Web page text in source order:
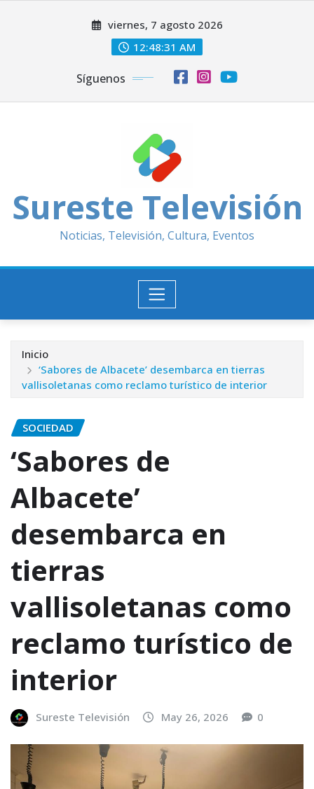
viernes, 7 agosto 2026
12:48:33 AM
Síguenos
Sureste Televisión
Noticias, Televisión, Cultura, Eventos
Inicio
‘Sabores de Albacete’ desembarca en tierras
vallisoletanas como reclamo turístico de interior
SOCIEDAD
‘Sabores de
Albacete’
desembarca en
tierras
vallisoletanas como
reclamo turístico de
interior
Sureste Televisión May 26, 2026 0